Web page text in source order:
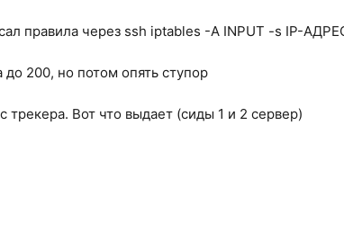
правила через ssh iptables -A INPUT -s IP-
до 200, но потом опять ступор
трекера. Вот что выдает (сиды 1 и 2 сервер)